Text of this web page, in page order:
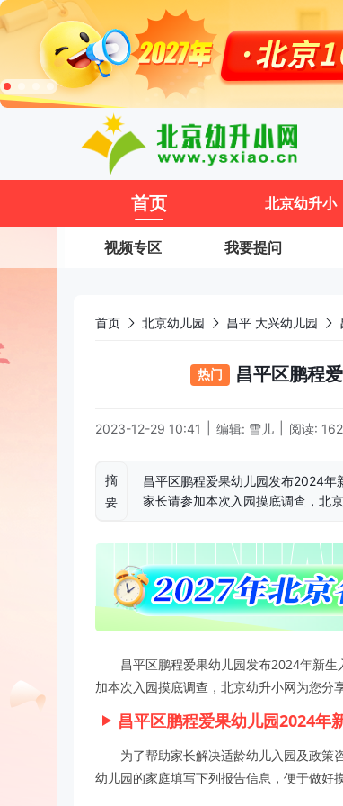
首页 北京幼升小
视频专区 我要提问
首页 北京幼儿园 昌平 大兴幼儿园
热门 昌平区鹏程
2023-12-29 10:41 编辑: 雪儿 阅读:
摘
要
昌平区鹏程爱果幼儿园发布​2024年
家长请参加本次入园摸底调查，北
昌平区鹏程爱果幼儿园发布​2024年新
加本次入园摸底调查，北京幼升小网为您分
昌平区鹏程爱果幼儿园​2024年
为了帮助家长解决适龄幼儿入园及政策
幼儿园的家庭填写下列报告信息，便于做好